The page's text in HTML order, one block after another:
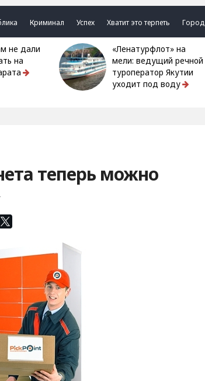
Криминал Успех Хватит это терпеть Город
на
«Ленатурфлот» на
мели: ведущий речной
туроператор Якутии
уходит под воду
теперь можно